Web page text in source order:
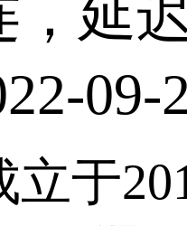
，延
09-
立于